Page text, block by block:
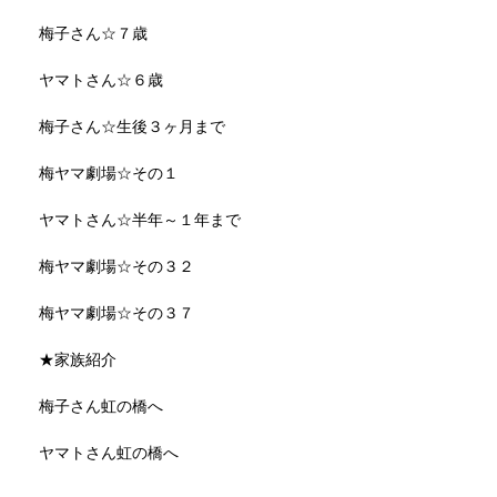
梅子さん☆７歳
ヤマトさん☆６歳
梅子さん☆生後３ヶ月まで
梅ヤマ劇場☆その１
ヤマトさん☆半年～１年まで
梅ヤマ劇場☆その３２
梅ヤマ劇場☆その３７
★家族紹介
梅子さん虹の橋へ
ヤマトさん虹の橋へ